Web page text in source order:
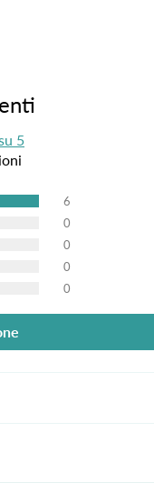
5
6
0
0
0
0